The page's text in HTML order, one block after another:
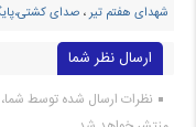
شهدای هفتم تیر، صدای
ارسال نظر شما
نظرات ارسال شده توسط